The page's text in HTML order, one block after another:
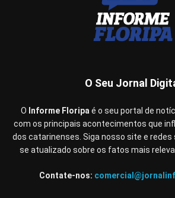
O Seu Jornal
O Informe Floripa é o seu portal de
com os principais acontecimentos que
dos catarinenses. Siga nosso site e
se atualizado sobre os fatos mais
Contate-nos: